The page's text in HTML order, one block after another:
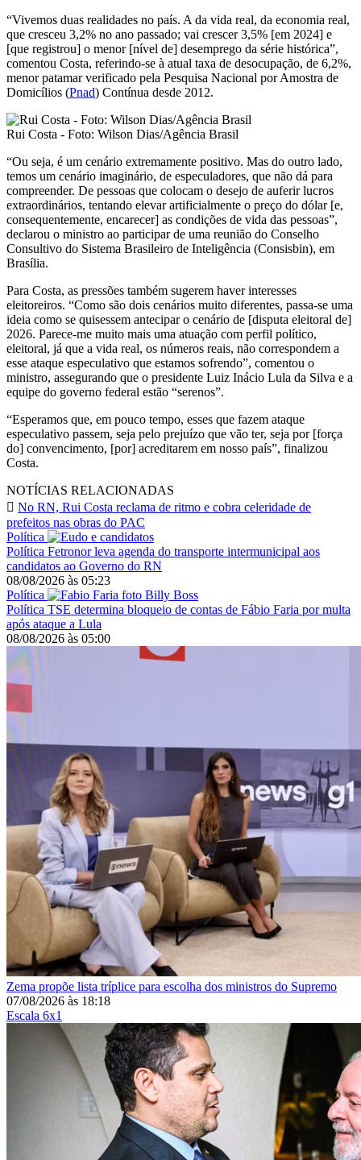
“Vivemos duas realidades no país. A da vida real, da economia real,
que cresceu 3,2% no ano passado; vai crescer 3,5% [em 2024] e
[que registrou] o menor [nível de] desemprego da série histórica”,
comentou Costa, referindo-se à atual taxa de desocupação, de 6,2%,
menor patamar verificado pela Pesquisa Nacional por Amostra de
Domicílios (Pnad) Contínua desde 2012.
Rui Costa - Foto: Wilson Dias/Agência Brasil
“Ou seja, é um cenário extremamente positivo. Mas do outro lado,
temos um cenário imaginário, de especuladores, que não dá para
compreender. De pessoas que colocam o desejo de auferir lucros
extraordinários, tentando elevar artificialmente o preço do dólar [e,
consequentemente, encarecer] as condições de vida das pessoas”,
declarou o ministro ao participar de uma reunião do Conselho
Consultivo do Sistema Brasileiro de Inteligência (Consisbin), em
Brasília.
Para Costa, as pressões também sugerem haver interesses
eleitoreiros. “Como são dois cenários muito diferentes, passa-se uma
ideia como se quisessem antecipar o cenário de [disputa eleitoral de]
2026. Parece-me muito mais uma atuação com perfil político,
eleitoral, já que a vida real, os números reais, não correspondem a
esse ataque especulativo que estamos sofrendo”, comentou o
ministro, assegurando que o presidente Luiz Inácio Lula da Silva e a
equipe do governo federal estão “serenos”.
“Esperamos que, em pouco tempo, esses que fazem ataque
especulativo passem, seja pelo prejuízo que vão ter, seja por [força
do] convencimento, [por] acreditarem em nosso país”, finalizou
Costa.
NOTÍCIAS RELACIONADAS
No RN, Rui Costa reclama de ritmo e cobra celeridade de
prefeitos nas obras do PAC
Política
Política Fetronor leva agenda do transporte intermunicipal aos
candidatos ao Governo do RN
08/08/2026 às 05:23
Política
Política TSE determina bloqueio de contas de Fábio Faria por multa
após ataque a Lula
08/08/2026 às 05:00
Zema propõe lista tríplice para escolha dos ministros do Supremo
07/08/2026 às 18:18
Escala 6x1